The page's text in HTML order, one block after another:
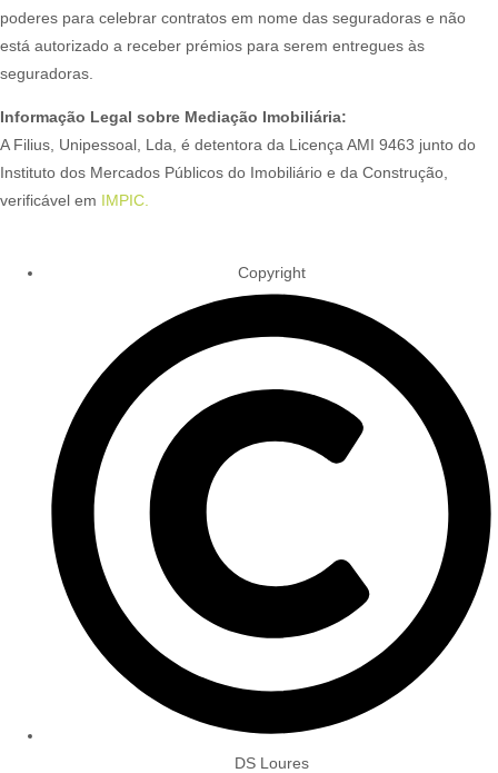
poderes para celebrar contratos em nome das seguradoras e não
está autorizado a receber prémios para serem entregues às
seguradoras.
Informação Legal sobre Mediação Imobiliária:
A Filius, Unipessoal, Lda, é detentora da Licença AMI 9463 junto do
Instituto dos Mercados Públicos do Imobiliário e da Construção,
verificável em IMPIC.
Copyright
DS Loures